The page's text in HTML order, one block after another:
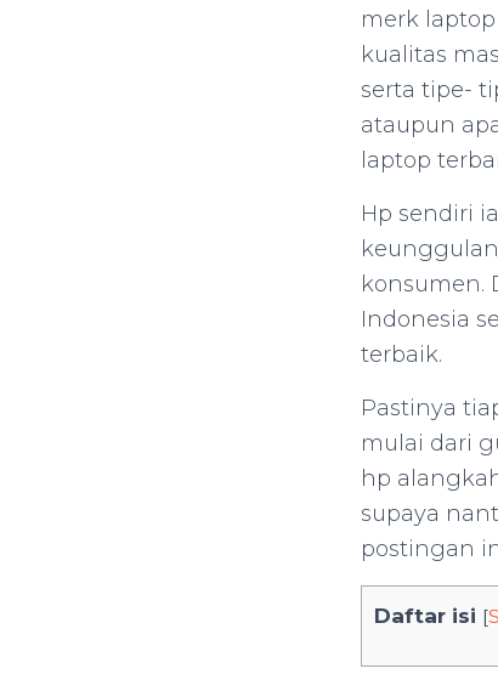
merk
kualitas
serta tipe-
ataupun
laptop
Hp sendiri
konsumen.
Indonesia
terbaik.
Pastinya
mulai dari
hp
supaya
postingan
Daftar isi [